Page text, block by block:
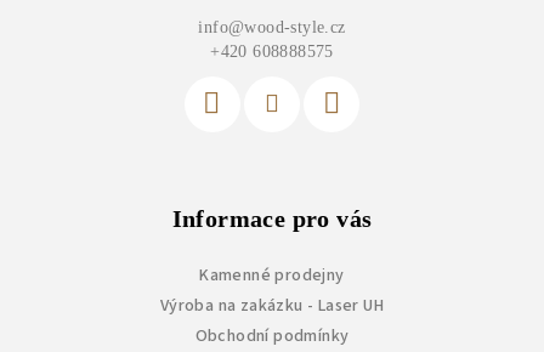
info@wood-style.cz
+420 608888575
Informace pro vás
Kamenné prodejny
Výroba na zakázku - Laser UH
Obchodní podmínky